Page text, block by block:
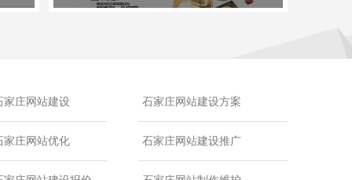
家庄网站建设
家庄网站优化
石家庄网站建设方案
石家庄网站建设推广